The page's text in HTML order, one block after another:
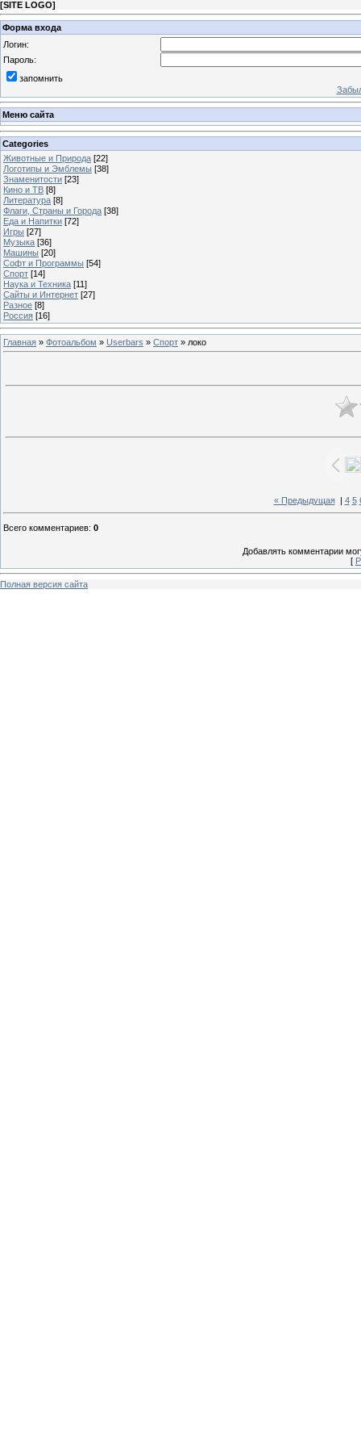
[SITE LOGO]
Форма входа
Логин:
Пароль:
запомнить
Меню сайта
Categories
Животные и Природа [22]
Логотипы и Эмблемы [38]
Знаменитости [23]
Кино и ТВ [8]
Литература [8]
Флаги, Страны и Города [38]
Еда и Напитки [72]
Игры [27]
Музыка [36]
Машины [20]
Софт и Программы [54]
Спорт [14]
Наука и Техника [11]
Сайты и Интернет [27]
Разное [8]
Россия [16]
Главная » Фотоальбом » Userbars » Спорт » локо
« Предыдущая| 4 5
Всего комментариев: 0
Добавлять комментарии
[
Полная версия сайта